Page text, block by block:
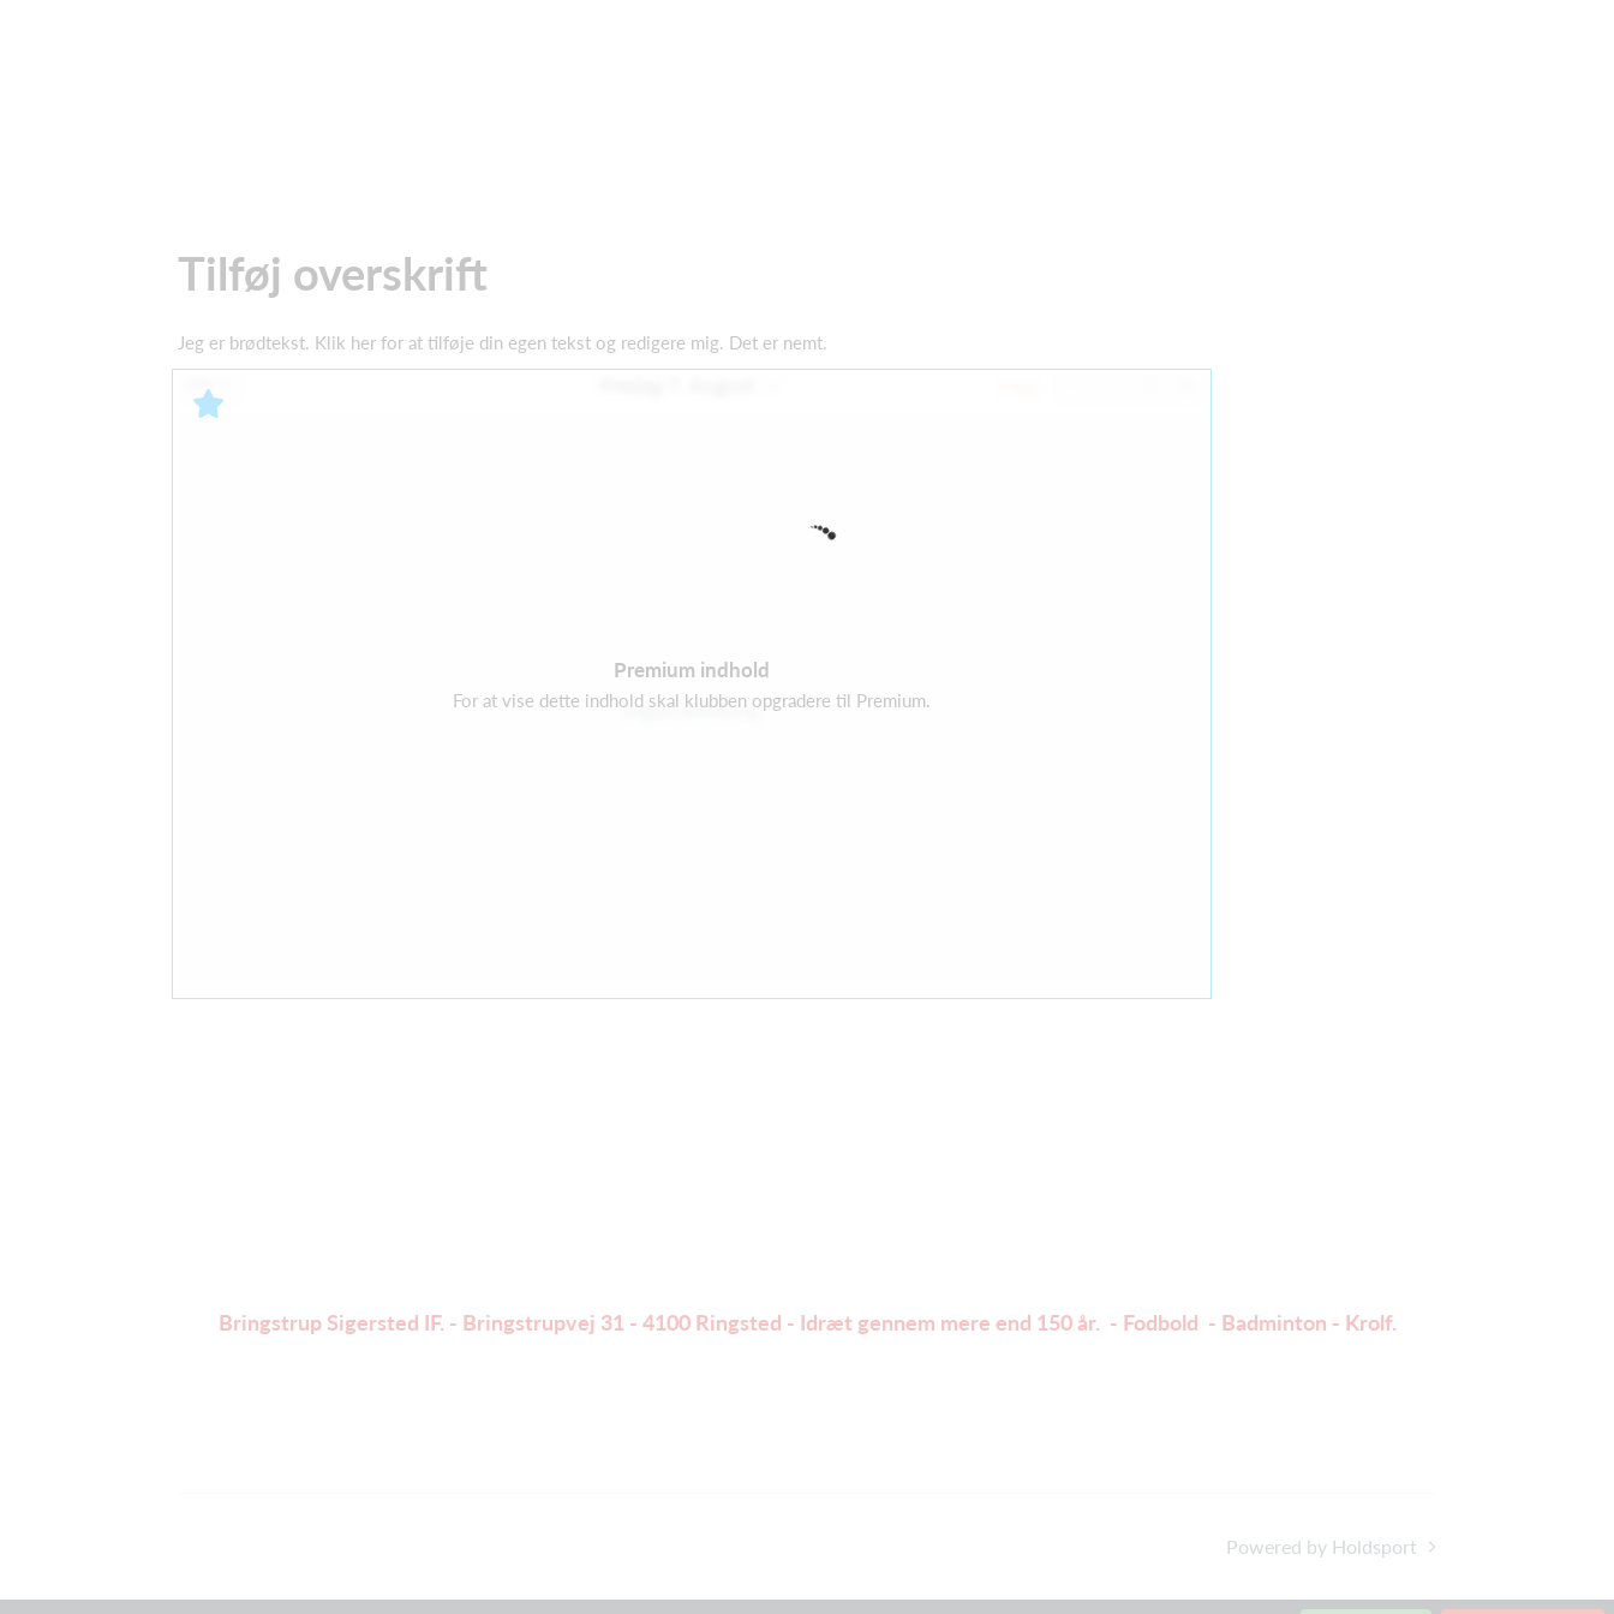
Tilføj overskrift
Jeg er brødtekst. Klik her for at tilføje din egen tekst og redigere mig. Det er nemt.
Premium indhold
For at vise dette indhold skal klubben opgradere til Premium.
Ingen booking
Bringstrup Sigersted IF. - Bringstrupvej 31 - 4100 Ringsted - Idræt gennem mere end 150 år. - Fodbold - Badminton - Krolf.
Powered by Holdsport